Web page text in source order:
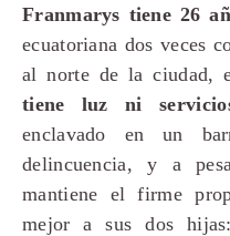
Franmarys tiene 26
ecuatoriana dos veces
al norte de la ciudad,
tiene luz ni
enclavado en un
delincuencia, y a
mantiene el firme
mejor a sus dos